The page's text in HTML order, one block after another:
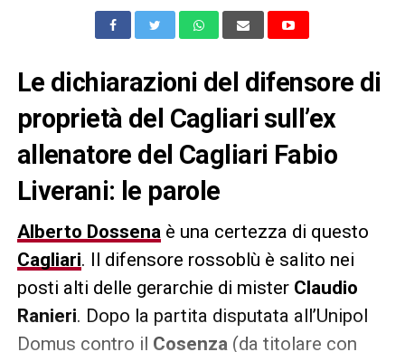
Le dichiarazioni del difensore di
proprietà del Cagliari sull’ex
allenatore del Cagliari Fabio
Liverani: le parole
Alberto Dossena è una certezza di questo
Cagliari. Il difensore rossoblù è salito nei
posti alti delle gerarchie di mister Claudio
Ranieri. Dopo la partita disputata all’Unipol
Domus contro il Cosenza(da titolare con